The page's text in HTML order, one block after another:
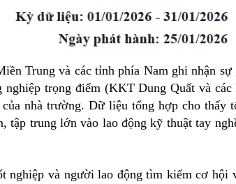
Trung và các tỉnh phía Nam ghi nhận sự
nghiệp trọng điểm (KKT Dung Quất và
nhà trường. Dữ liệu tổng hợp cho thấy
tập trung lớn vào lao động kỹ thuật tay
nghiệp và người lao động tìm kiếm cơ hội